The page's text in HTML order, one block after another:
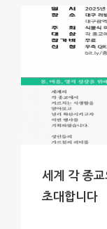
세계 각 종교
초대합니다